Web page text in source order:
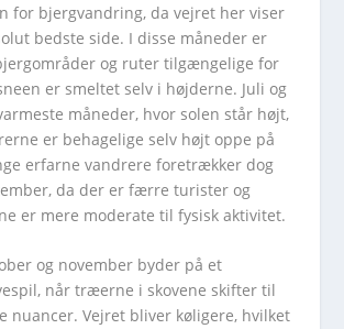
for bjergvandring, da vejret her viser
bedste side. I disse måneder er
og ruter tilgængelige for
er smeltet selv i højderne. Juli og
måneder, hvor solen står højt,
er behagelige selv højt oppe på
erfarne vandrere foretrækker dog
da der er færre turister og
er mere moderate til fysisk aktivitet.
og november byder på et
når træerne i skovene skifter til
nuancer. Vejret bliver køligere, hvilket